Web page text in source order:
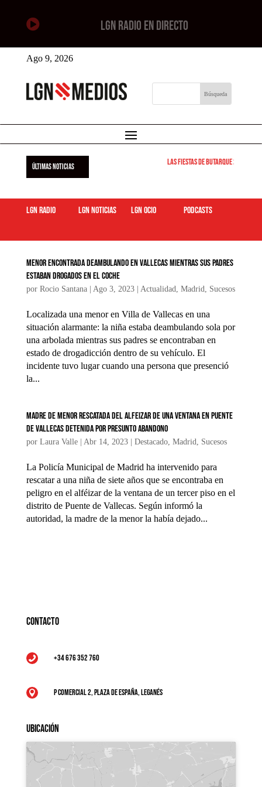
 LGN RADIO EN DIRECTO
Ago 9, 2026
ÚLTIMAS NOTICIAS Las Fiestas de Butarque 2026
LGN Radio LGN Noticias LGN ocio podcasts
Menor encontrada deambulando en Vallecas mientras sus padres
estaban drogados en el coche
por Rocio Santana| Ago 3, 2023| Actualidad, Madrid, Sucesos
Localizada una menor en Villa de Vallecas en una
situación alarmante: la niña estaba deambulando sola por
una arbolada mientras sus padres se encontraban en
estado de drogadicción dentro de su vehículo. El
incidente tuvo lugar cuando una persona que presenció
la...
Madre de menor rescatada del alfeizar de una ventana en Puente
de Vallecas detenida por presunto abandono
por Laura Valle| Abr 14, 2023| Destacado, Madrid, Sucesos
La Policía Municipal de Madrid ha intervenido para
rescatar a una niña de siete años que se encontraba en
peligro en el alféizar de la ventana de un tercer piso en el
distrito de Puente de Vallecas. Según informó la
autoridad, la madre de la menor la había dejado...
Contacto
 +34 676 352 760
 P Comercial 2, Plaza de España, Leganés
Ubicación